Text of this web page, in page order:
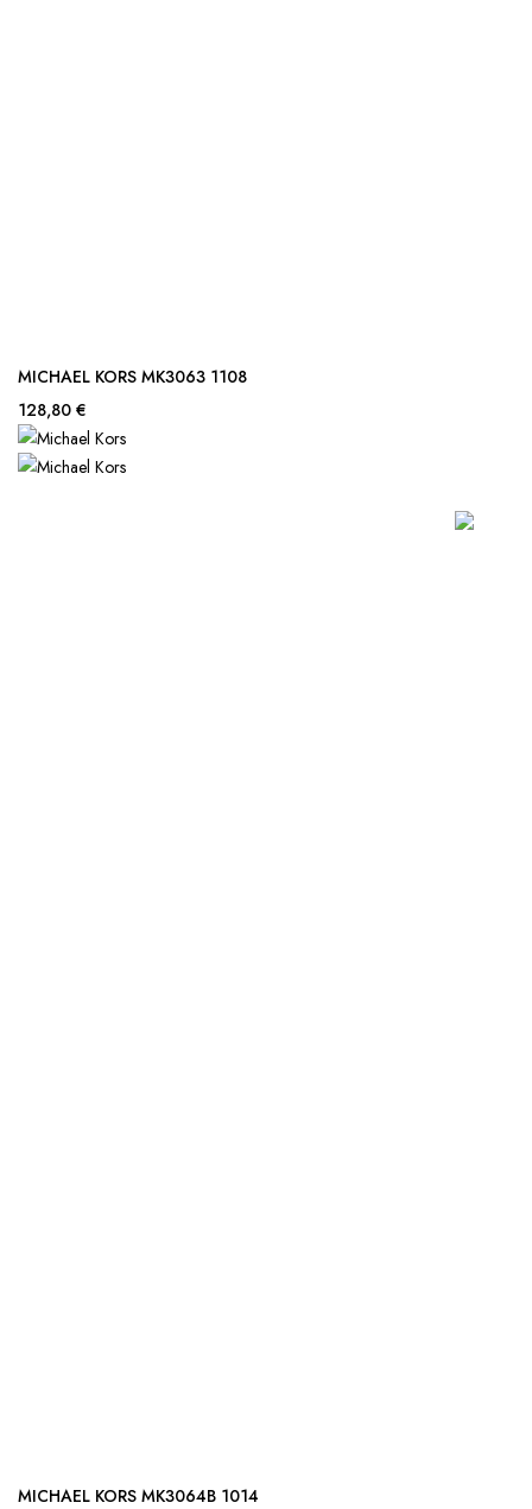
MICHAEL KORS MK3063 1108
128,80 €
MICHAEL KORS MK3064B 1014